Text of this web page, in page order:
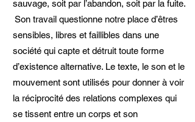
sauvage, soit par l’abandon, soit par la fuite.
Son travail questionne notre place d’êtres
sensibles, libres et faillibles dans une
société qui capte et détruit toute forme
d’existence alternative. Le texte, le son et le
mouvement sont utilisés pour donner à voir
la réciprocité des relations complexes qui
se tissent entre un corps et son